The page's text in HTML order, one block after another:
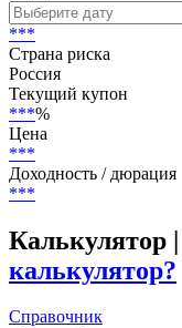
***
Страна риска
Россия
Текущий купон
***%
Цена
***
Доходность / дюрация
***
Калькулятор
калькулятор?
Справочник